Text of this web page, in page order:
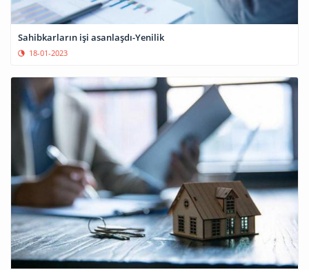
Sahibkarların işi asanlaşdı-Yenilik
18-01-2023